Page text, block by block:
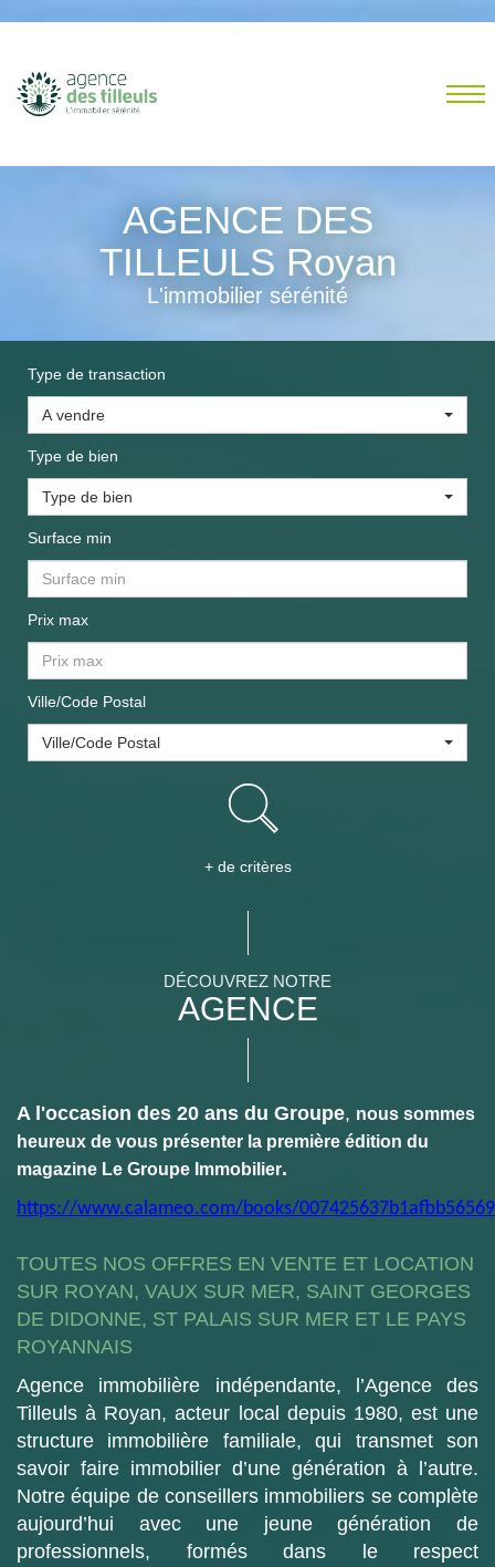
AGENCE DES
TILLEULS Royan
L'immobilier sérénité
Type de transaction
A vendre
Type de bien
Type de bien
Surface min
Prix max
Ville/Code Postal
Ville/Code Postal
+ de critères
DÉCOUVREZ NOTRE
AGENCE
A l'occasion des 20 ans du Groupe, nous sommes
heureux de vous présenter la première édition du
magazine Le Groupe Immobilier.
https://www.calameo.com/books/
TOUTES NOS OFFRES EN VENTE ET LOCATION
SUR ROYAN, VAUX SUR MER, SAINT GEORGES
DE DIDONNE, ST PALAIS SUR MER ET LE PAYS
ROYANNAIS
Agence immobilière indépendante, l’Agence des
Tilleuls à Royan, acteur local depuis 1980, est une
structure immobilière familiale, qui transmet son
savoir faire immobilier d’une génération à l’autre.
Notre équipe de conseillers immobiliers se complète
aujourd’hui avec une jeune génération de
professionnels, formés dans le respect